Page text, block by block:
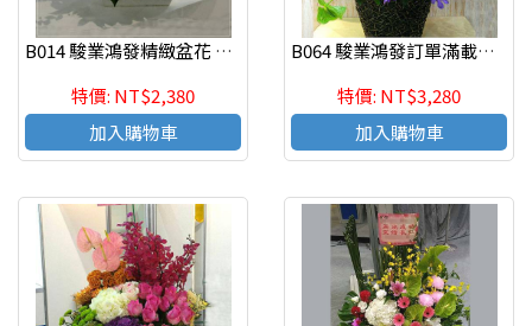
B014 駿業鴻發精緻盆花 慶祝榮陞、開幕喬遷、參展成功
特價: NT$2,380
加入購物車
B064 駿業鴻發訂單滿載精緻盆花 慶祝榮陞、開幕喬遷、參展成功
特價: NT$3,280
加入購物車